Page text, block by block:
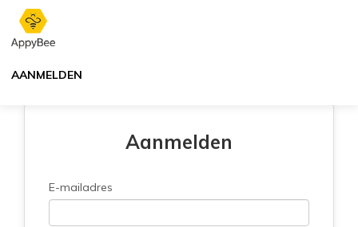
AANMELDEN
Aanmelden
E-mailadres